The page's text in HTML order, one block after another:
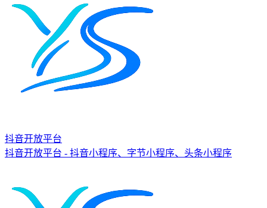
抖音开放平台
抖音开放平台 - 抖音小程序、字节小程序、头条小程序